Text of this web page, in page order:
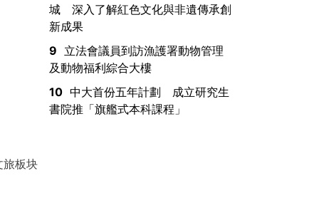
旅板块
城 深入了解紅色文化與非遺傳承創
新成果
9 立法會議員到訪漁護署動物管理
及動物福利綜合大樓
10 中大首份五年計劃 成立研究生
書院推「旗艦式本科課程」